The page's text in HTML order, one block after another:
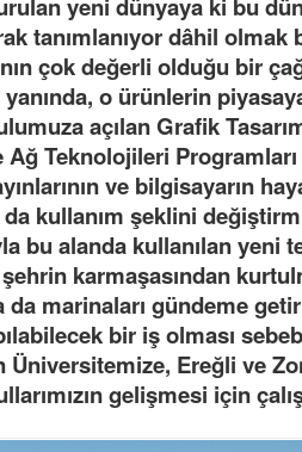
yeni dünyaya ki bu
tanımlanıyor dâhil
çok değerli olduğu bir
o ürünlerin
açılan Grafik
Ağ Teknolojileri
ve bilgisayarın
da kullanım şeklini
bu alanda kullanılan
şehrin karmaşasından
da marinaları gündeme
bir iş olması
Ereğli ve
gelişmesi için